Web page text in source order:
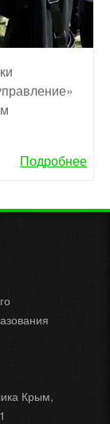
Подробнее
Крым,